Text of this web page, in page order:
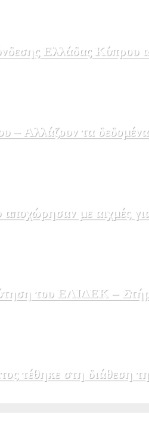
Ελλάδας Κύπρου
Αλλάζουν τα
με αιχμές για
του ΕΛΙΔΕΚ –
στη διάθεση